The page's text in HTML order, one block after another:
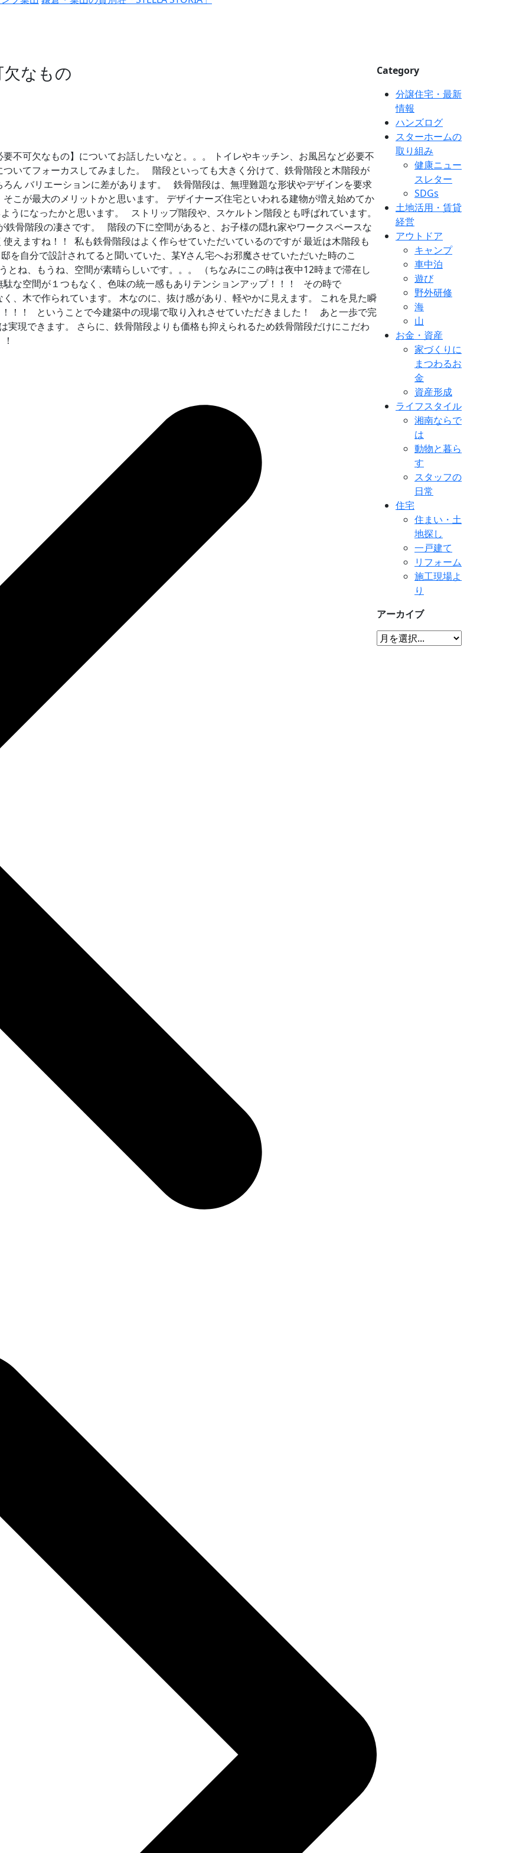
なもの
不可欠なもの】についてお話したいなと。。。 トイレやキッチン、お風呂など必要不
いてフォーカスしてみました。 階段といっても大きく分けて、鉄骨階段と木階段が
ん バリエーションに差があります。 鉄骨階段は、無理難題な形状やデザインを要求
こが最大のメリットかと思います。 デザイナーズ住宅といわれる建物が増え始めてか
うになったかと思います。 ストリップ階段や、スケルトン階段とも呼ばれています。
鉄骨階段の凄さです。 階段の下に空間があると、お子様の隠れ家やワークスペースな
えますね！！
私も鉄骨階段はよく作らせていただいているのですが 最近は木階段も
自分で設計されてると聞いていた、某Yさん宅へお邪魔させていただいた時のこ
ね、もうね、空間が素晴らしいです。。。 （ちなみにこの時は夜中12時まで滞在し
な空間が１つもなく、色味の統一感もありテンションアップ！！！ その時で
、木で作られています。 木なのに、抜け感があり、軽やかに見えます。 これを見た瞬
！！ ということで今建築中の現場で取り入れさせていただきました！
あと一歩で完
現できます。 さらに、鉄骨階段よりも価格も抑えられるため鉄骨階段だけにこだわ
！！
Category
分譲住宅・最新
情報
ハンズログ
スターホームの
取り組み
健康ニュー
スレター
SDGs
土地活用・賃貸
経営
アウトドア
キャンプ
車中泊
遊び
野外研修
海
山
お金・資産
家づくりに
まつわるお
金
資産形成
ライフスタイル
湘南ならで
は
動物と暮ら
す
スタッフの
日常
住宅
住まい・土
地探し
一戸建て
リフォーム
施工現場よ
り
アーカイブ